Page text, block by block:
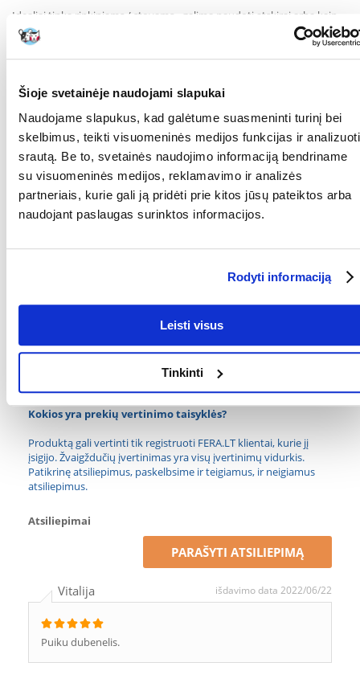
Šioje svetainėje naudojami slapukai
Naudojame slapukus, kad galėtume suasmeninti turinį bei
skelbimus, teikti visuomeninės medijos funkcijas ir analizuoti
srautą. Be to, svetainės naudojimo informaciją bendriname
su visuomeninės medijos, reklamavimo ir analizės
partneriais, kurie gali ją pridėti prie kitos jūsų pateiktos arba
naudojant paslaugas surinktos informacijos.
Rodyti informaciją
Leisti visus
Tinkinti
Idealiai tinka rinkiniams / stovams - galima naudoti atskirai arba kaip
rinkinį.
Higieniškas ir lengvai valomas - galima plauti rankomis arba
Atsparus rūdims ir mechaniniams pažeidimams - dėl tvirto
nerūdijančio plieno, taip pat idealiai tinka naudoti lauke.
Neabsorbuoja kvapų ir skonių - saugus ir neutralus maistui ir
vandeniui.
Paprastas, klasikinis dizainas - estetiškas ir tinkamas bet kokiam
interjerui.
Sidabrinė
TŪRIS (ML): 4500
Kokios yra prekių vertinimo taisyklės?
Produktą gali vertinti tik registruoti FERA.LT klientai, kurie jį
įsigijo. Žvaigždučių įvertinimas yra visų įvertinimų vidurkis.
Patikrinę atsiliepimus, paskelbsime ir teigiamus, ir neigiamus
atsiliepimus.
Atsiliepimai
PARAŠYTI ATSILIEPIMĄ
Vitalija išdavimo data 2022/06/22
Puiku dubenelis.